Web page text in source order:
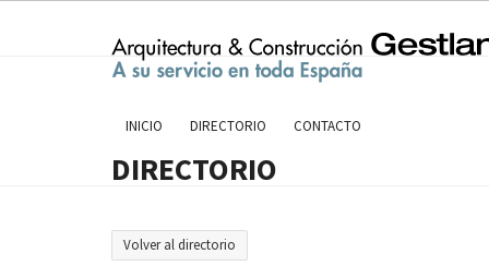
INICIO DIRECTORIO CONTACTO
DIRECTORIO
Volver al directorio